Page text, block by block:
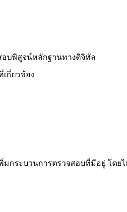
อบพิสูจน์หลักฐานทางดิจิทัล
กี่ยวข้อง
กระบวนการตรวจสอบที่มีอยู่ โดย